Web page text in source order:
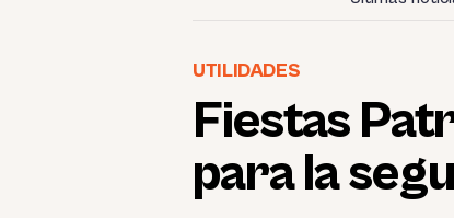
UTILIDADES
Fiestas
para la